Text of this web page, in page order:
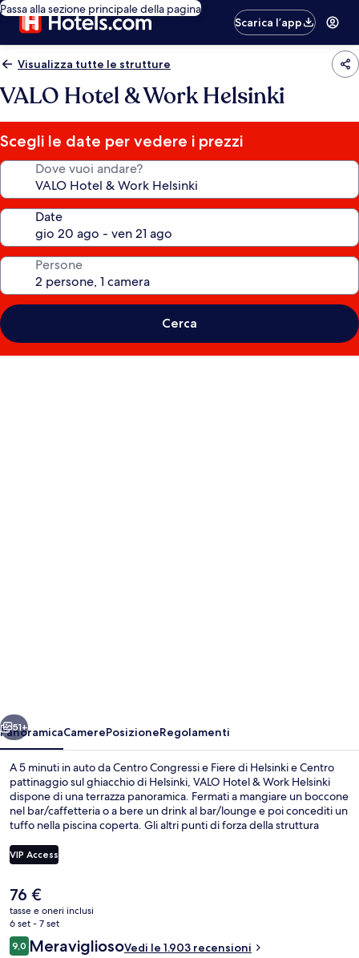
Passa alla sezione principale della pagina
Scarica l’app
Visualizza tutte le strutture
VALO Hotel & Work Helsinki
Scegli le date per vedere i prezzi
Dove vuoi andare?
Date
Persone
Cerca
Avanti
51+
PanoramicaCamerePosizioneRegolamenti
A 5 minuti in auto da Centro Congressi e Fiere di Helsinki e Centro
pattinaggio sul ghiacchio di Helsinki, VALO Hotel & Work Helsinki
dispone di una terrazza panoramica. Fermati a mangiare un boccone
nel bar/caffetteria o a bere un drink al bar/lounge e poi concediti un
tuffo nella piscina coperta. Gli altri punti di forza della struttura
idromassaggio. Le recensioni degli ospiti lodano il personale gentile
della struttura. Approfitta dei mezzi pubblici nelle vicinanze:
Kytösuontie a 6 min a piedi.
VIP Access
Il
prezzo
attuale
è
76 €
76 €
tasse e oneri inclusi
6 set - 7 set
Recensioni
9,09,0 su 10
MeravigliosoVedi le 1.903 recensioni